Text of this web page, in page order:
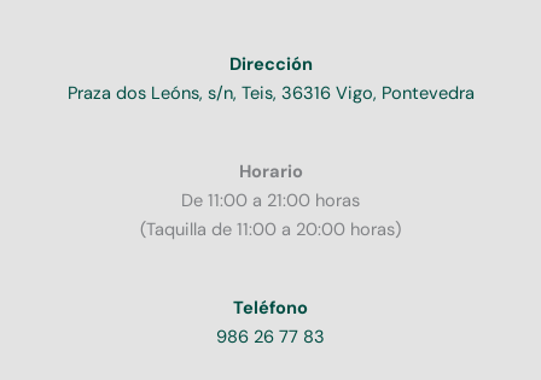
Dirección
Praza dos Leóns, s/n, Teis, 36316 Vigo, Pontevedra
Horario
De 11:00 a 21:00 horas
(Taquilla de 11:00 a 20:00 horas)
Teléfono
986 26 77 83